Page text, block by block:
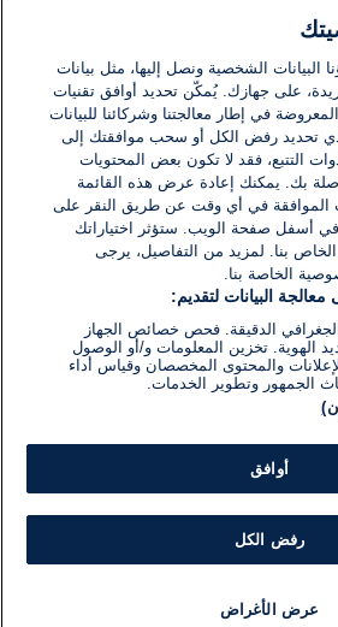
حتى الآن. كن الأول!
...
البيانات الشخصية ونصل إليها، مثل بيانات
على جهازك. يُمكّن تحديد أوافق تقنيات
في إطار معالجتنا وشركائنا للبيانات
تحديد رفض الكل أو سحب موافقتك إلى
التتبع، فقد لا تكون بعض المحتويات
صلة بك. يمكنك إعادة عرض هذه القائمة
الموافقة في أي وقت عن طريق النقر على
في أسفل صفحة الويب. ستؤثر اختياراتك
الخاص بنا. لمزيد من التفاصيل، يرجى
الخاصة بنا.
البيانات لتقديم:
الدقيقة. فحص خصائص الجهاز
الهوية. تخزين المعلومات و/أو الوصول
والمحتوى المخصصان وقياس أداء
الجمهور وتطوير الخدمات.
أوافق
رفض الكل
عرض الأغراض